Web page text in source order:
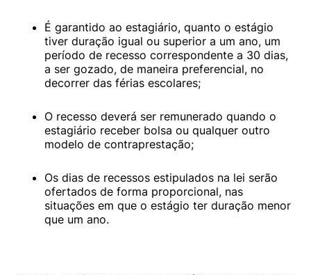
É garantido ao estagiário, quanto o estágio
tiver duração igual ou superior a um ano, um
período de recesso correspondente a 30 dias,
a ser gozado, de maneira preferencial, no
decorrer das férias escolares;
O recesso deverá ser remunerado quando o
estagiário receber bolsa ou qualquer outro
modelo de contraprestação;
Os dias de recessos estipulados na lei serão
ofertados de forma proporcional, nas
situações em que o estágio ter duração menor
que um ano.